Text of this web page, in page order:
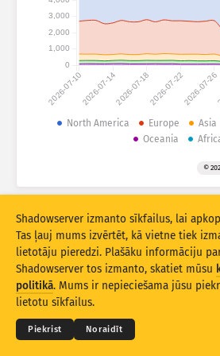
Uzbrukumu statistika: Ierīces
Palīdzība
Valstis
Datu kopa
Robežvērtība
Atjaunināt
Lejupielādēt kā
2026-07-102026-07-142026-07-182026-07-222026-07-26
0
1,000
2,000
3,000
North America Europe Asia
Oceania
©
© 2026THE
Konfidencialitāte un noteikumi
Izstrādātāji
Shadowserver izmanto sīkfailus, lai
Tas ļauj mums izvērtēt, kā vietne tiek
lietotāju pieredzi. Plašāku informāciju
Shadowserver tos izmanto, skatiet mūsu
politikā. Mums ir nepieciešama jūsu
lietotu sīkfailus.
Piekrist Noraidīt